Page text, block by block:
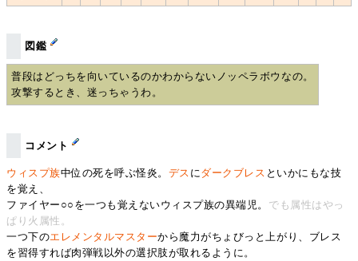
図鑑
普段はどっちを向いているのかわからないノッペラボウなの。
攻撃するとき、迷っちゃうわ。
コメント
ウィスプ族中位の死を呼ぶ怪炎。 デス にダークブレス といかにもな技
を覚え、
ファイヤー○○を一つも覚えないウィスプ族の異端児。 でも属性はやっ
ぱり火属性。
一つ下のエレメンタルマスターから魔力がちょびっと上がり、ブレス
を習得すれば肉弾戦以外の選択肢が取れるように。